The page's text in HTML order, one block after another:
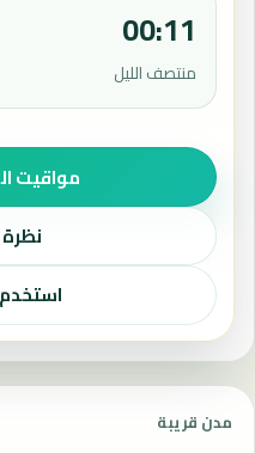
00:11
منتصف الليل
مواقيت
نظرة 7 أيام
مدن قريبة